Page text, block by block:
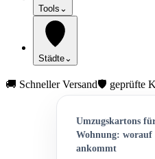
Tools ⌄
Städte⌄
🚚 Schneller Versand🛡️ geprüfte
Umzugskartons
Wohnung: worauf
ankommt